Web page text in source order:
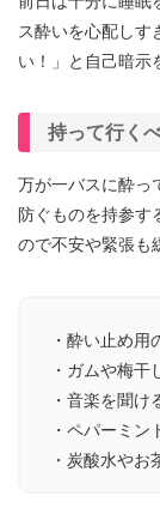
ス酔いを心配しす
い！」と自己暗示
持って行く
万が一バスに酔っ
防ぐものを持参す
ので不安や緊張も
・酔い止め用
・ガムや梅
・音楽を聞け
・ペパーミ
・炭酸水やお